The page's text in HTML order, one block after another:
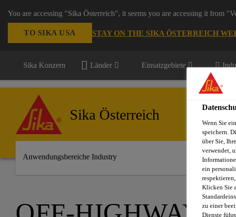
You are accessing "Sika Österreich", it seems you are accessing it from
TO SIKA USA STAY ON THE SIKA ÖSTERREICH
Sika Konzern Länder Einsatzgebiete
Sika Österreich
Anwendungsbereiche Industry
Wenn Sie
speichern.
über Sie,
verwendet,
ein
Klicken Sie
zu einer
Dienste